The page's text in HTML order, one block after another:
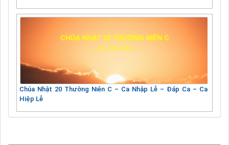
Chúa Nhật 20 Thường Niên C – Ca Nhập Lễ – Đáp Ca – Ca
Hiệp Lễ